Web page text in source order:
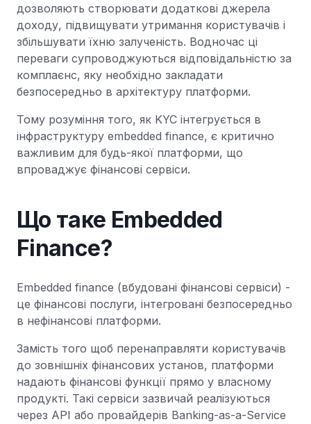
дозволяють створювати додаткові джерела
доходу, підвищувати утримання користувачів і
збільшувати їхню залученість. Водночас ці
переваги супроводжуються відповідальністю за
комплаєнс, яку необхідно закладати
безпосередньо в архітектуру платформи.
Тому розуміння того, як KYC інтегрується в
інфраструктуру embedded finance, є критично
важливим для будь-якої платформи, що
впроваджує фінансові сервіси.
Що таке Embedded
Finance?
Embedded finance (вбудовані фінансові сервіси) -
це фінансові послуги, інтегровані безпосередньо
в нефінансові платформи.
Замість того щоб перенаправляти користувачів
до зовнішніх фінансових установ, платформи
надають фінансові функції прямо у власному
продукті. Такі сервіси зазвичай реалізуються
через API або провайдерів Banking-as-a-Service